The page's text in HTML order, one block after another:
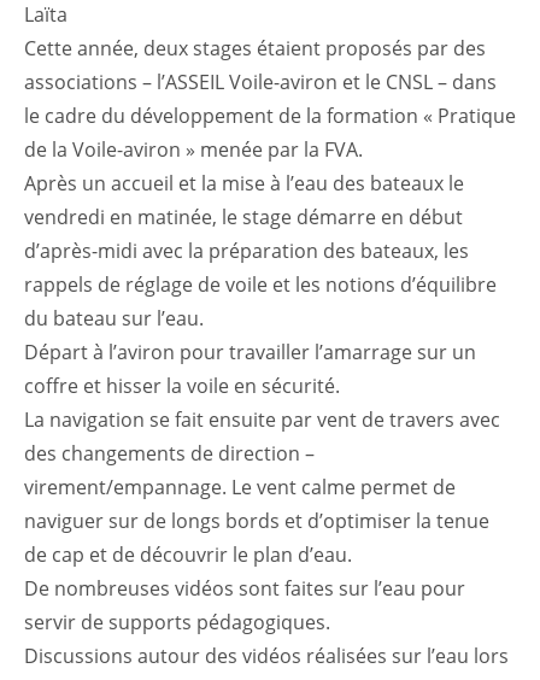
Laïta
Cette année, deux stages étaient proposés par des
associations – l’ASSEIL Voile-aviron et le CNSL – dans
le cadre du développement de la formation « Pratique
de la Voile-aviron » menée par la FVA.
Après un accueil et la mise à l’eau des bateaux le
vendredi en matinée, le stage démarre en début
d’après-midi avec la préparation des bateaux, les
rappels de réglage de voile et les notions d’équilibre
du bateau sur l’eau.
Départ à l’aviron pour travailler l’amarrage sur un
coffre et hisser la voile en sécurité.
La navigation se fait ensuite par vent de travers avec
des changements de direction –
virement/empannage. Le vent calme permet de
naviguer sur de longs bords et d’optimiser la tenue
de cap et de découvrir le plan d’eau.
De nombreuses vidéos sont faites sur l’eau pour
servir de supports pédagogiques.
Discussions autour des vidéos réalisées sur l’eau lors